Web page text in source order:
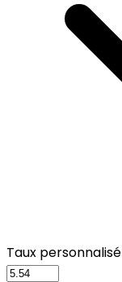
Taux personnalisé